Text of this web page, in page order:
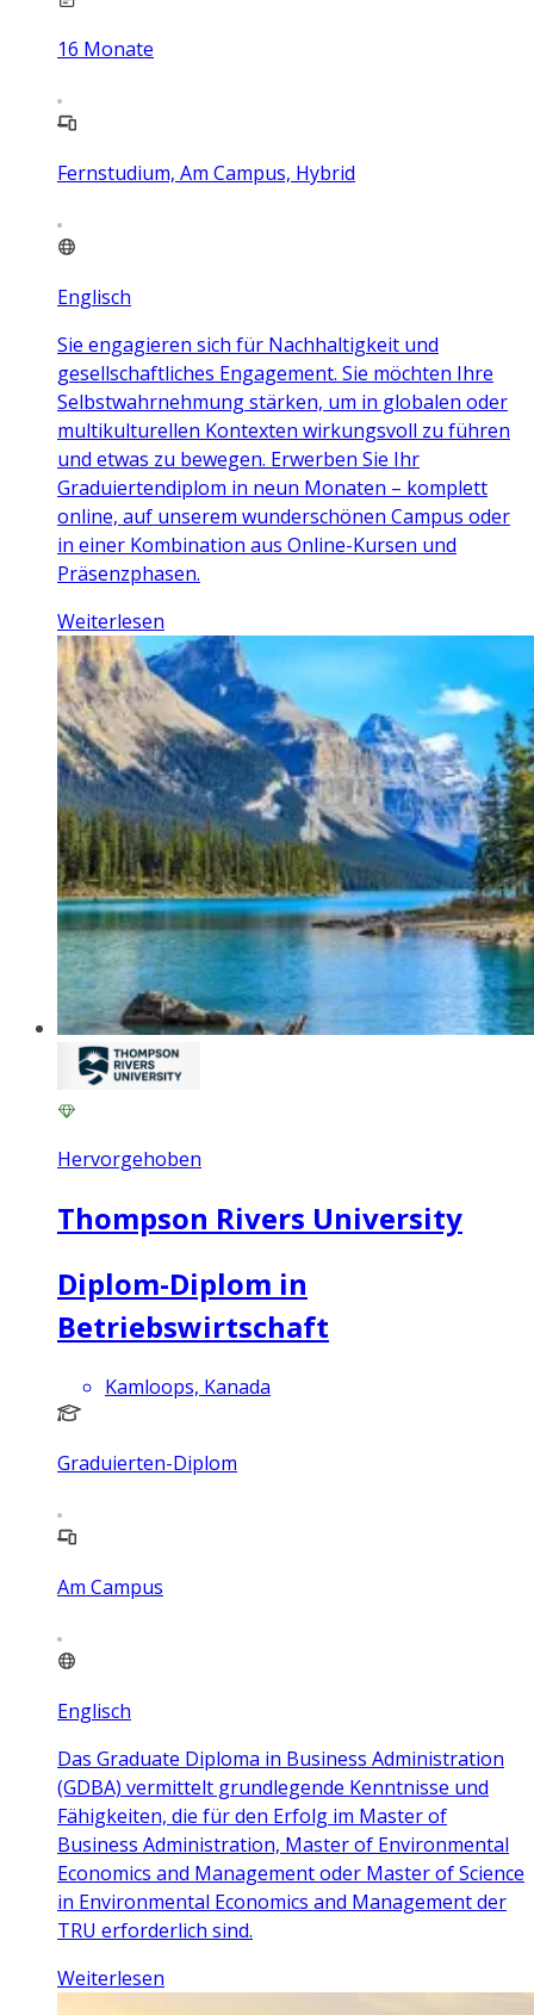
16 Monate
Fernstudium, Am Campus, Hybrid
Englisch
Sie engagieren sich für Nachhaltigkeit und
gesellschaftliches Engagement. Sie möchten Ihre
Selbstwahrnehmung stärken, um in globalen oder
multikulturellen Kontexten wirkungsvoll zu führen
und etwas zu bewegen. Erwerben Sie Ihr
Graduiertendiplom in neun Monaten – komplett
online, auf unserem wunderschönen Campus oder
in einer Kombination aus Online-Kursen und
Präsenzphasen.
Weiterlesen
Hervorgehoben
Thompson Rivers University
Diplom-Diplom in
Betriebswirtschaft
Kamloops, Kanada
Graduierten-Diplom
Am Campus
Englisch
Das Graduate Diploma in Business Administration
(GDBA) vermittelt grundlegende Kenntnisse und
Fähigkeiten, die für den Erfolg im Master of
Business Administration, Master of Environmental
Economics and Management oder Master of Science
in Environmental Economics and Management der
TRU erforderlich sind.
Weiterlesen